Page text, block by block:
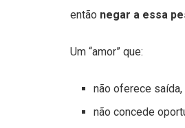
então negar a essa
Um “amor” que:
não oferece saída,
não concede